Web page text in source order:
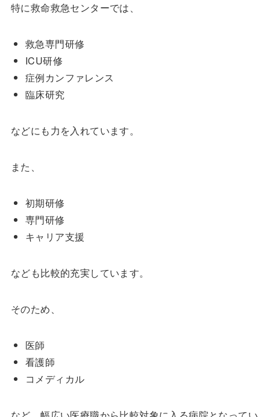
特に救命救急センターでは、
救急専門研修
ICU研修
症例カンファレンス
臨床研究
などにも力を入れています。
また、
初期研修
専門研修
キャリア支援
なども比較的充実しています。
そのため、
医師
看護師
コメディカル